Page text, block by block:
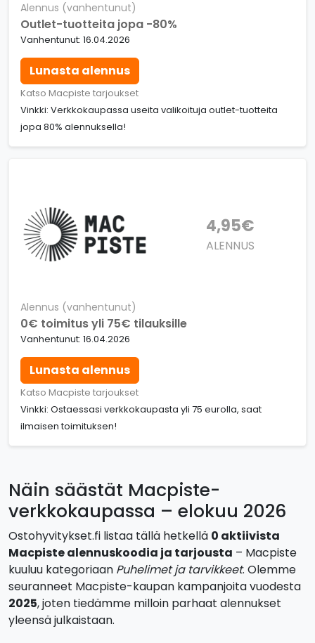
Alennus (vanhentunut)
Outlet-tuotteita jopa -80%
Vanhentunut: 16.04.2026
Lunasta alennus
Katso Macpiste tarjoukset
Vinkki: Verkkokaupassa useita valikoituja outlet-tuotteita
jopa 80% alennuksella!
4,95€
ALENNUS
Alennus (vanhentunut)
0€ toimitus yli 75€ tilauksille
Vanhentunut: 16.04.2026
Lunasta alennus
Katso Macpiste tarjoukset
Vinkki: Ostaessasi verkkokaupasta yli 75 eurolla, saat
ilmaisen toimituksen!
Näin säästät Macpiste-
verkkokaupassa – elokuu 2026
Ostohyvitykset.fi listaa tällä hetkellä 0 aktiivista
Macpiste alennuskoodia ja tarjousta – Macpiste
kuuluu kategoriaan Puhelimet ja tarvikkeet. Olemme
seuranneet Macpiste-kaupan kampanjoita vuodesta
2025, joten tiedämme milloin parhaat alennukset
yleensä julkaistaan.